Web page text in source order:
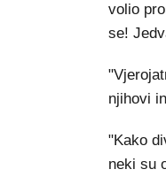
volio
se!
njihovi
"Kako
neki su